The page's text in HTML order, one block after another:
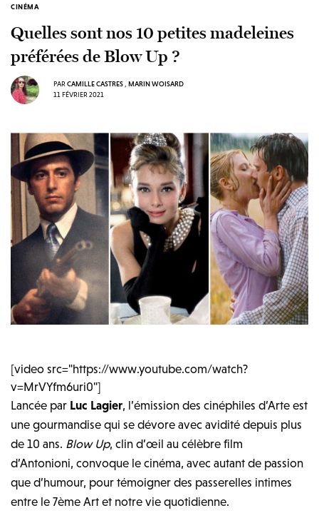
CINÉMA
Quelles sont nos 10 petites madeleines
préférées de Blow Up ?
PARCAMILLE CASTRES, MARIN WOISARD
11 FÉVRIER 2021
[video src="https://www.youtube.com/watch?
v=MrVYfm6uri0"]
Lancée par Luc Lagier, l’émission des cinéphiles d’Arte est
une gourmandise qui se dévore avec avidité depuis plus
de 10 ans. Blow Up, clin d’œil au célèbre film
d’Antonioni, convoque le cinéma, avec autant de passion
que d’humour, pour témoigner des passerelles intimes
entre le 7ème Art et notre vie quotidienne.